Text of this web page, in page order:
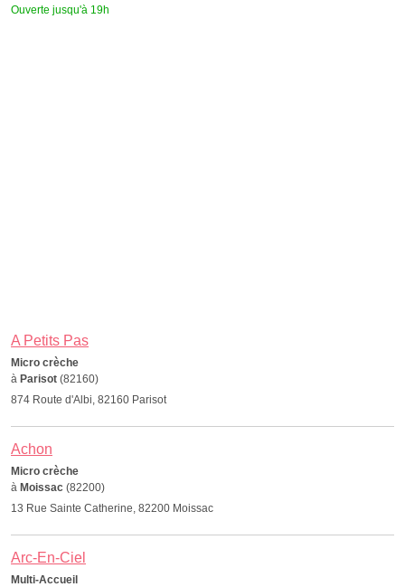
Ouverte jusqu'à 19h
A Petits Pas
Micro crèche
à Parisot (82160)
874 Route d'Albi, 82160 Parisot
Achon
Micro crèche
à Moissac (82200)
13 Rue Sainte Catherine, 82200 Moissac
Arc-En-Ciel
Multi-Accueil